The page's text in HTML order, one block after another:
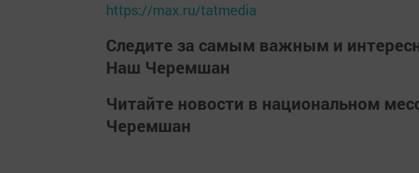
https://max.ru/tatmedia
Следите за самым важным и
Наш Черемшан
Читайте новости в национальном
Черемшан